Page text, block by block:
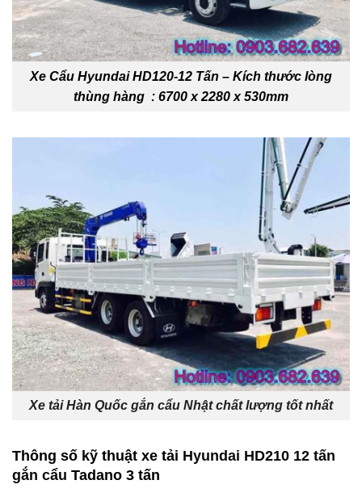
Xe Cẩu Hyundai HD120-12 Tấn – Kích thước lòng
thùng hàng : 6700 x 2280 x 530mm
Xe tải Hàn Quốc gắn cẩu Nhật chất lượng tốt nhất
Thông số kỹ thuật xe tải Hyundai HD210 12 tấn
gắn cẩu Tadano 3 tấn